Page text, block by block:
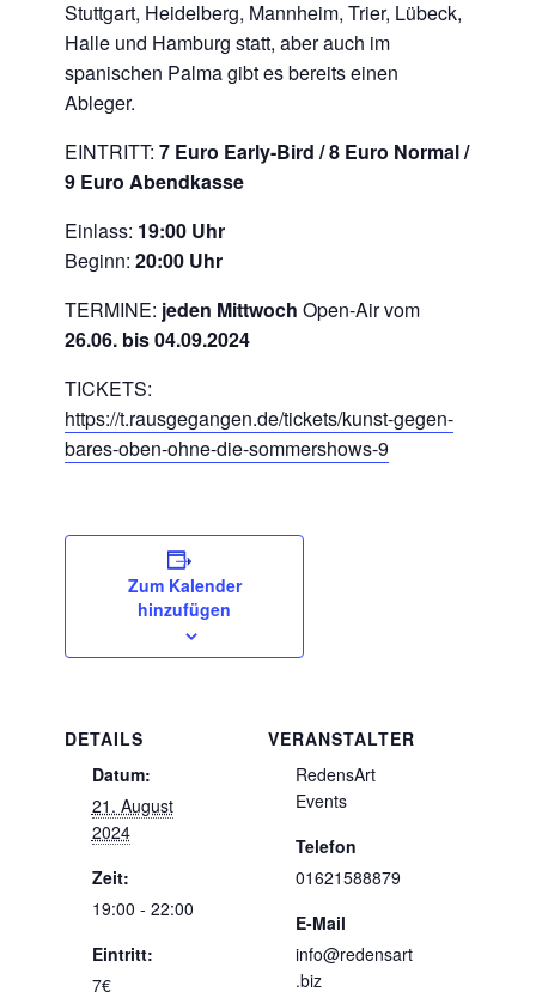
Stuttgart, Heidelberg, Mannheim, Trier, Lübeck,
Halle und Hamburg statt, aber auch im
spanischen Palma gibt es bereits einen
Ableger.
EINTRITT:7 Euro Early-Bird / 8 Euro Normal /
9 Euro Abendkasse
Einlass: 19:00 Uhr
Beginn:20:00 Uhr
TERMINE: jeden Mittwoch Open-Air vom
26.06. bis 04.09.2024
TICKETS:
https://t.rausgegangen.de/tickets/kunst-gegen-
bares-oben-ohne-die-sommershows-9
Zum Kalender
hinzufügen
DETAILS
Datum:
21. August
2024
Zeit:
19:00 - 22:00
Eintritt:
7€
VERANSTALTER
RedensArt
Events
Telefon
01621588879
E-Mail
info@redensart
.biz